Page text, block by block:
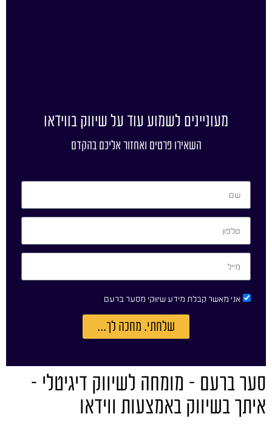
מעוניינים לשמוע עוד על שיווק בווידאו
השאירו פרטים ואחזור אליכם בהקדם
אני מאשר קבלת מידע שיווקי מסער ברעם
שלחתי. מחכה לך...
סער ברעם – מומחה לשיווק דיגיטלי –
איתך בשיווק באמצעות ווידאו